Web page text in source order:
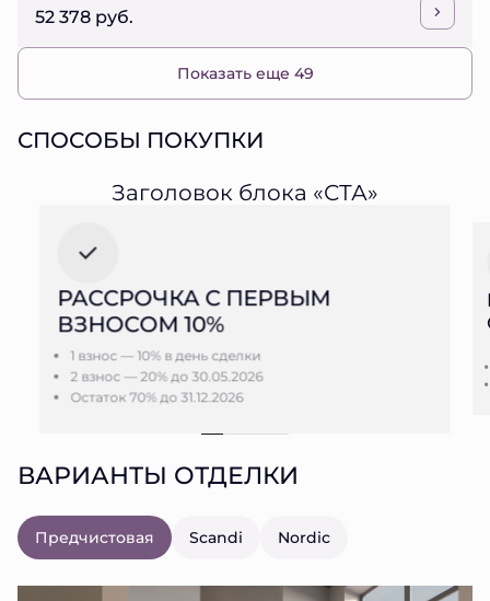
52 378 руб.
Показать еще 49
СПОСОБЫ ПОКУПКИ
Заголовок блока «СТА»
РАССРОЧКА С ПЕРВЫМ
ВЗНОСОМ 10%
1 взнос — 10% в день сделки
2 взнос — 20% до 30.05.2026
Остаток 70% до 31.12.2026
ВАРИАНТЫ ОТДЕЛКИ
Предчистовая Scandi Nordic